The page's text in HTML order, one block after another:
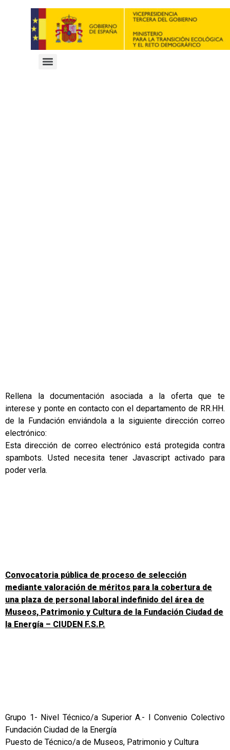
Rellena la documentación asociada a la oferta que te
interese y ponte en contacto con el departamento de RR.HH.
de la Fundación enviándola a la siguiente dirección correo
electrónico:
Esta dirección de correo electrónico está protegida contra
spambots. Usted necesita tener Javascript activado para
poder verla.
Convocatoria pública de proceso de selección
mediante valoración de méritos para la cobertura de
una plaza de personal laboral indefinido del área de
Museos, Patrimonio y Cultura de la Fundación Ciudad de
la Energía – CIUDEN F.S.P.
Grupo 1- Nivel Técnico/a Superior A.- I Convenio Colectivo
Fundación Ciudad de la Energía
Puesto de Técnico/a de Museos, Patrimonio y Cultura